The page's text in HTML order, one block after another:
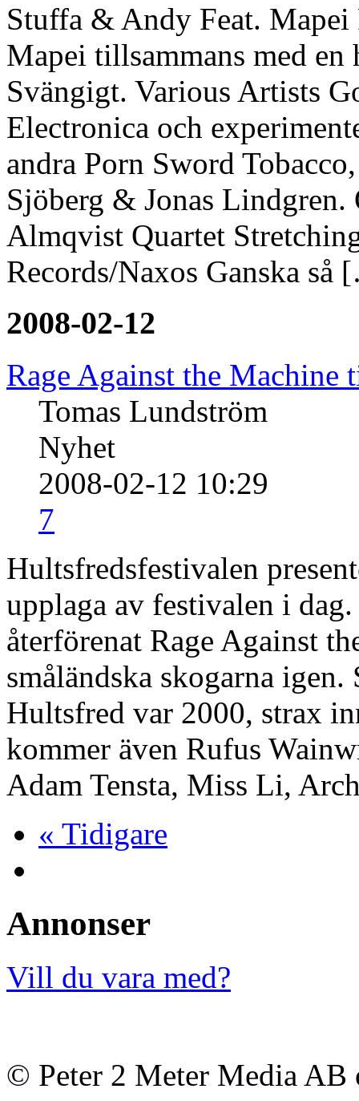
Stuffa & Andy Feat.
Mapei tillsammans med en
Svängigt. Various Artists
Electronica och
andra Porn Sword
Sjöberg & Jonas
Almqvist Quartet
Records/Naxos Ganska
2008-02-12
Rage Against the Machine
Tomas Lundström
Nyhet
2008-02-12 10:29
7
Hultsfredsfestivalen
upplaga av festivalen i
återförenat Rage Against
småländska skogarna igen.
Hultsfred var 2000, strax
kommer även Rufus
Adam Tensta, Miss Li,
« Tidigare
Annonser
Vill du vara med?
© Peter 2 Meter Media AB